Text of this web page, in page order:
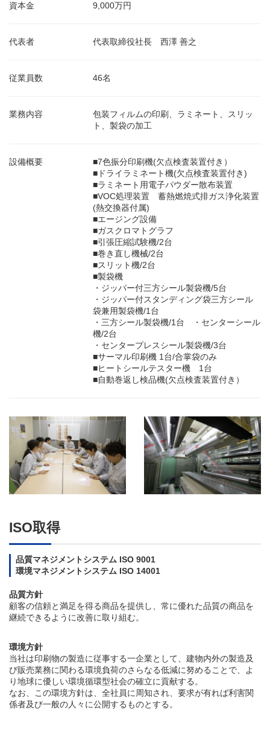
資本金 9,000万円
代表者 代表取締役社長 西澤 善之
従業員数 46名
業務内容
包装フィルムの印刷、ラミネート、スリッ
ト、製袋の加工
設備概要
■7色振分印刷機(欠点検査装置付き）
■ドライラミネート機(欠点検査装置付き)
■ラミネート用電子パウダー散布装置
■VOC処理装置 蓄熱燃焼式排ガス浄化装置
(熱交換器付属)
■エージング設備
■ガスクロマトグラフ
■引張圧縮試験機/2台
■巻き直し機械/2台
■スリット機/2台
■製袋機
・ジッパー付三方シール製袋機/5台
・ジッパー付スタンディング袋三方シール
袋兼用製袋機/1台
・三方シール製袋機/1台 ・センターシール
機/2台
・センタープレスシール製袋機/3台
■サーマル印刷機 1台/合掌袋のみ
■ヒートシールテスター機 1台
■自動巻返し検品機(欠点検査装置付き）
ISO取得
品質マネジメントシステム ISO 9001
環境マネジメントシステム ISO 14001
品質方針
顧客の信頼と満足を得る商品を提供し、常に優れた品質の商品を
継続できるように改善に取り組む。
環境方針
当社は印刷物の製造に従事する一企業として、建物内外の製造及
び販売業務に関わる環境負荷のさらなる低減に努めることで、よ
り地球に優しい環境循環型社会の確立に貢献する。
なお、この環境方針は、全社員に周知され、要求が有れば利害関
係者及び一般の人々に公開するものとする。